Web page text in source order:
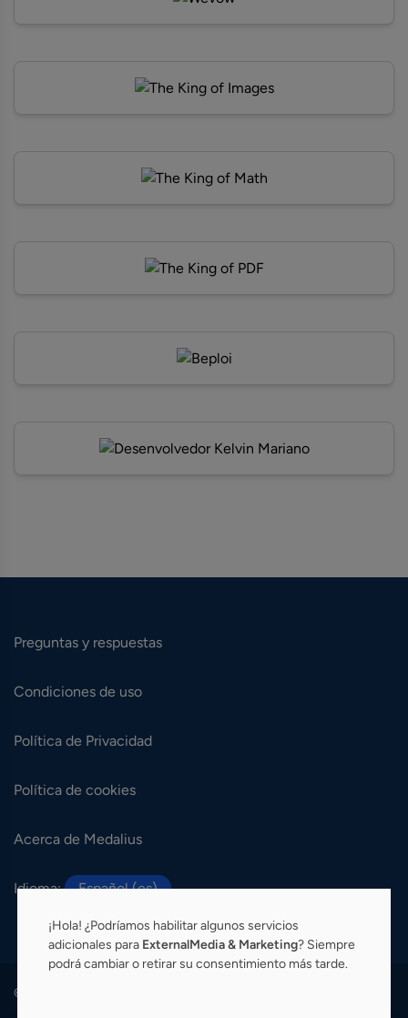
Preguntas y respuestas
Condiciones de uso
Política de Privacidad
Política de cookies
Acerca de Medalius
Idioma: Español (es)
© 2026 Medalius. Todos los derechos reservados.
¡Hola! ¿Podríamos habilitar algunos servicios
adicionales para ExternalMedia & Marketing? Siempre
podrá cambiar o retirar su consentimiento más tarde.